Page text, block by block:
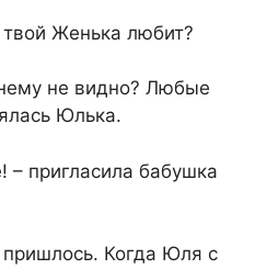
Женька любит?
не видно? Любые
Юлька.
пригласила бабушка
Когда Юля с